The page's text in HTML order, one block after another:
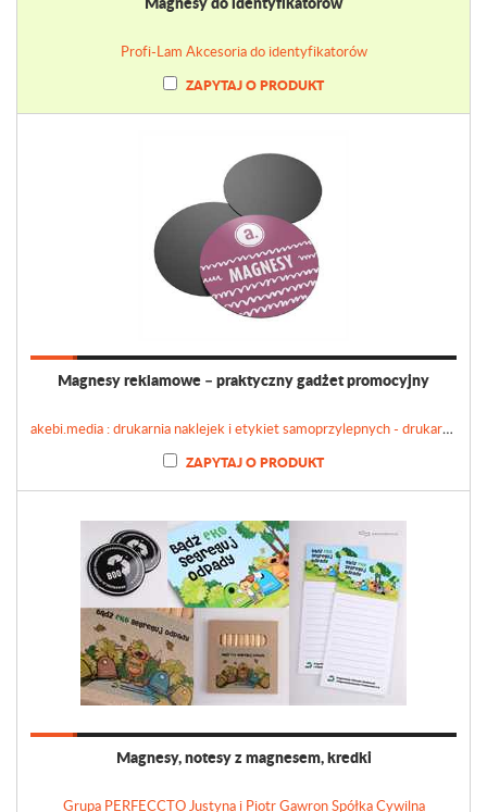
Profi-Lam Akcesoria do identyfikatorów
ZAPYTAJ O PRODUKT
Magnesy reklamowe – praktyczny gadżet promocyjny
akebi.media : drukarnia naklejek i etykiet samoprzylepnych - drukarnianaklejek.pl
ZAPYTAJ O PRODUKT
Magnesy, notesy z magnesem, kredki
Grupa PERFECCTO Justyna i Piotr Gawron Spółka Cywilna